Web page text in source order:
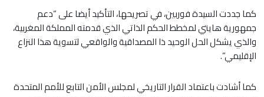
كما جددت السيدة فوربين، في تصريحها، التأكيد أيضا على “دعم
جمهورية هايتي لمخطط الحكم الذاتي الذي قدمته المملكة المغربية،
والذي يشكل الحل الوحيد ذا المصداقية والواقعي لتسوية هذا النزاع
الإقليمي”.
كما أشادت باعتماد القرار التاريخي لمجلس الأمن التابع للأمم المتحدة